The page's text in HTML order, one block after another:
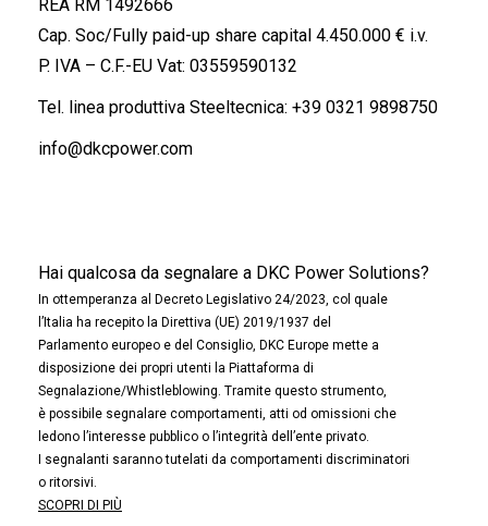
REA RM 1492666
Cap. Soc/Fully paid-up share capital 4.450.000 € i.v.
P. IVA – C.F.-EU Vat: 03559590132
Tel. linea produttiva Steeltecnica: +39 0321 9898750
info@dkcpower.com
Hai qualcosa da segnalare a DKC Power Solutions?
In ottemperanza al Decreto Legislativo 24/2023, col quale
l’Italia ha recepito la Direttiva (UE) 2019/1937 del
Parlamento europeo e del Consiglio, DKC Europe mette a
disposizione dei propri utenti la Piattaforma di
Segnalazione/Whistleblowing. Tramite questo strumento,
è possibile segnalare comportamenti, atti od omissioni che
ledono l’interesse pubblico o l’integrità dell’ente privato.
I segnalanti saranno tutelati da comportamenti discriminatori
o ritorsivi.
SCOPRI DI PIÙ